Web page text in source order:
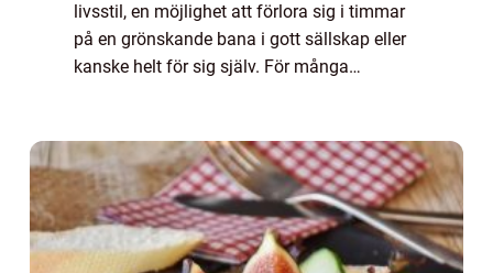
livsstil, en möjlighet att förlora sig i timmar
på en grönskande bana i gott sällskap eller
kanske helt för sig själv. För många